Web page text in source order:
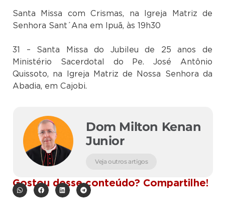
Santa Missa com Crismas, na Igreja Matriz de
Senhora Sant´Ana em Ipuã, às 19h30
31 – Santa Missa do Jubileu de 25 anos de
Ministério Sacerdotal do Pe. José Antônio
Quissoto, na Igreja Matriz de Nossa Senhora da
Abadia, em Cajobi.
Dom Milton Kenan
Junior
Veja outros artigos
Gostou desse conteúdo? Compartilhe!